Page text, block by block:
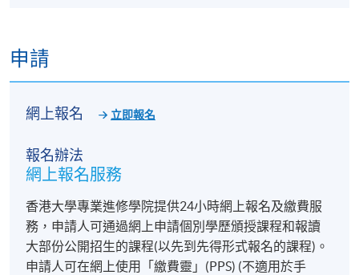
申請
網上報名 立即報名
報名辦法
網上報名服務
香港大學專業進修學院提供24小時網上報名及繳費服
務，申請人可通過網上申請個別學歷頒授課程和報讀
大部份公開招生的課程(以先到先得形式報名的課程)。
申請人可在網上使用「繳費靈」(PPS) (不適用於手